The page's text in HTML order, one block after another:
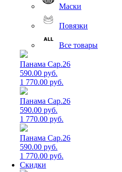
Маски
Повязки
Все товары
Панама Cap.26
590.00 руб.
1 770.00 руб.
Панама Cap.26
590.00 руб.
1 770.00 руб.
Панама Cap.26
590.00 руб.
1 770.00 руб.
Скидки